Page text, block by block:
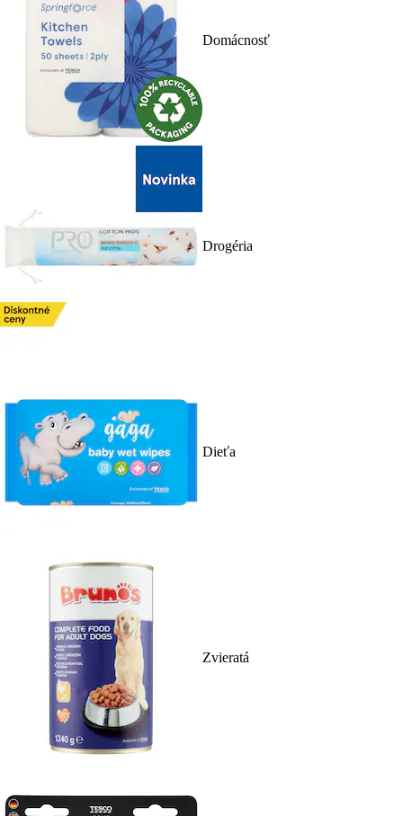
Domácnosť
Drogéria
Dieťa
Zvieratá